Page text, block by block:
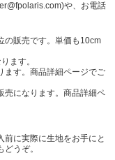
や、お電話
の販売です。単価も10cm
ます。
ます。商品詳細ページでご
売になります。商品詳細ペ
に実際に生地をお手にと
うぞ。